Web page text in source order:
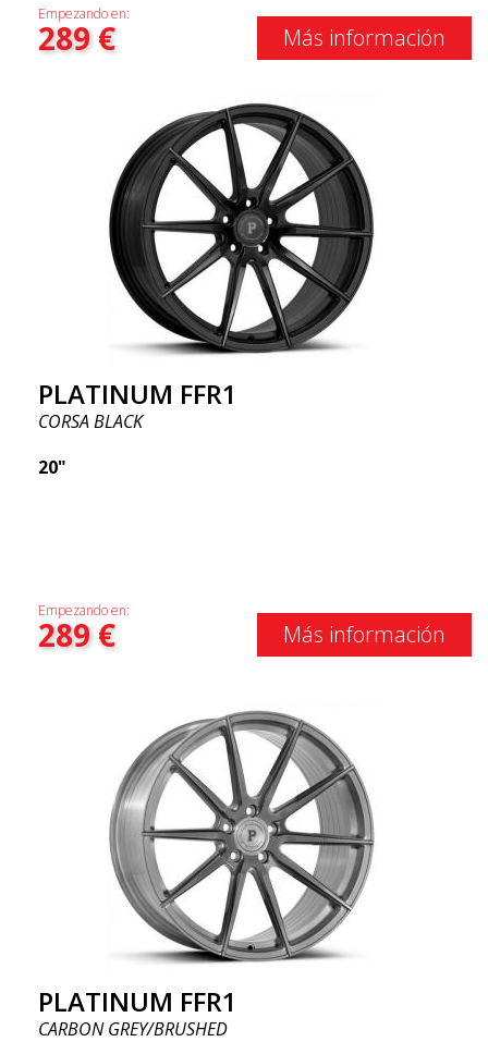
Empezando en:
289€ Más información
PLATINUM FFR1
CORSA BLACK
20"
Empezando en:
289€ Más información
PLATINUM FFR1
CARBON GREY/BRUSHED